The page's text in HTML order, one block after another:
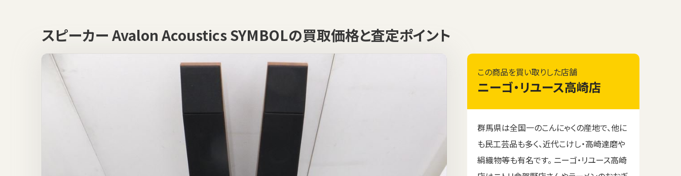
スピーカー Avalon Acoustics SYMBOLの買取価格と査定ポイント
この商品を買い取りした店舗
ニーゴ・リユース高崎店
群馬県は全国一のこんにゃくの産地で、他に
も民工芸品も多く、近代こけし・高崎達磨や
絹織物等も有名です。 ニーゴ・リユース高崎